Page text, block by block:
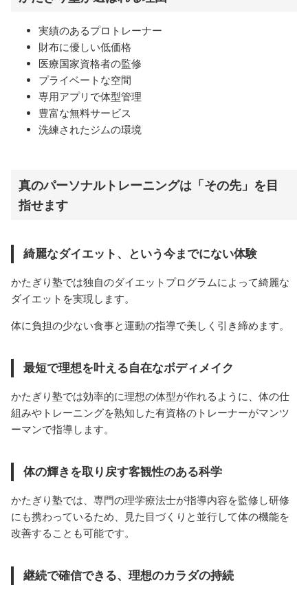
実績のあるプロトレーナー
財布に優しい低価格
医療国家資格者の監修
プライベートな空間
専用アプリで体型管理
豊富な無料サービス
洗練されたジムの環境
真のパーソナルトレーニングは「その先」を目
指せます
綺麗なダイエット、という今までにない体験
かたぎり塾では独自のダイエットプログラムによって綺麗な
ダイエットを実現します。
体に負担の少ない食事と運動の指導で美しく引き締めます。
最短で理想を叶える自在なボディメイク
かたぎり塾では効率的に理想の体型が作れるように、体の仕
組みやトレーニングを熟知した有資格のトレーナーがマンツ
ーマンで指導します。
体の輝きを取り戻す客観性のある科学
かたぎり塾では、専門の理学療法士が指導内容を監修し研修
にも携わっているため、見た目づくりと並行して体の機能を
改善することも可能です。
継続で確信できる、理想のカラダの持続